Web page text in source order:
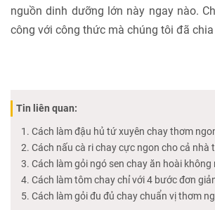
nguồn dinh dưỡng lớn này ngay nào.
công với công thức mà chúng tôi đã chia
Tin liên quan:
Cách làm đậu hủ tứ xuyên chay thơm
Cách nấu cà ri chay cực ngon cho cả
Cách làm gỏi ngó sen chay ăn hoài không
Cách làm tôm chay chỉ với 4 bước đơn
Cách làm gỏi đu đủ chay chuẩn vị thơm